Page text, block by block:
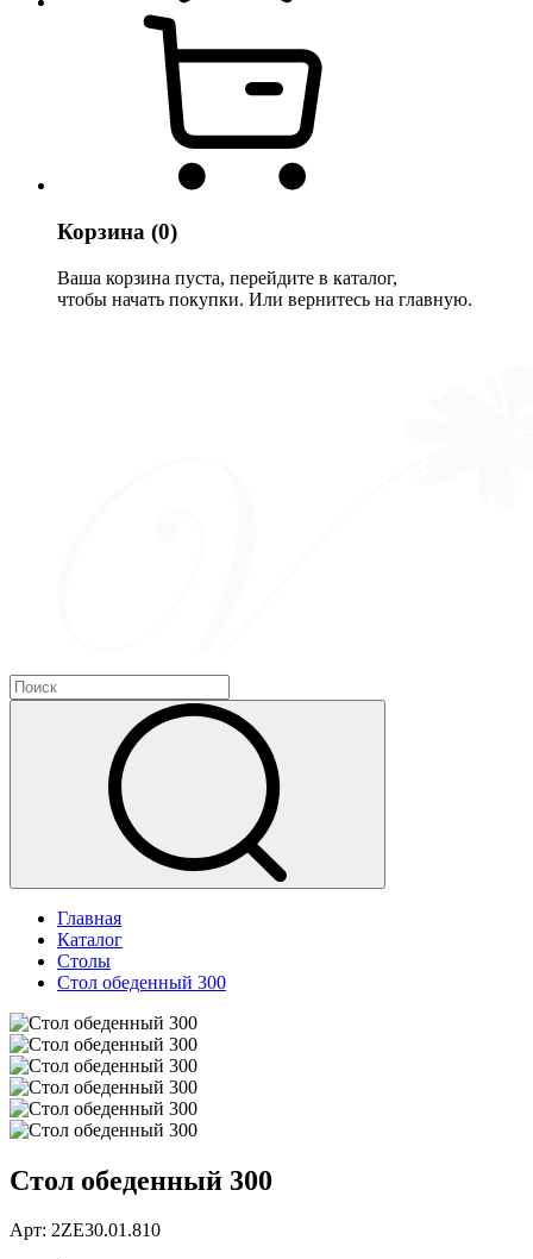
Корзина (0)
Ваша корзина пуста, перейдите в каталог,
чтобы начать покупки. Или вернитесь на главную.
Главная
Каталог
Столы
Стол обеденный 300
Стол обеденный 300
Арт: 2ZE30.01.810